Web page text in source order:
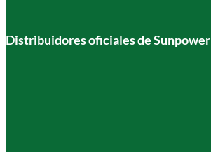
Distribuidores oficiales de Sunpower